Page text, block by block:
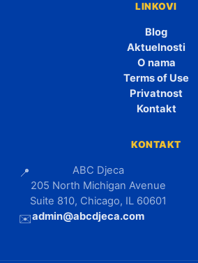
LINKOVI
Blog
Aktuelnosti
O nama
Terms of Use
Privatnost
Kontakt
KONTAKT
📍
ABC Djeca
205 North Michigan Avenue
Suite 810, Chicago, IL 60601
✉️admin@abcdjeca.com